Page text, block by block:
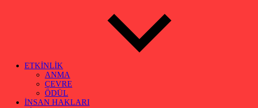
ETKİNLİK
ANMA
ÇEVRE
ÖDÜL
İNSAN HAKLARI